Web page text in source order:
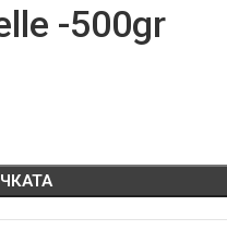
-500gr